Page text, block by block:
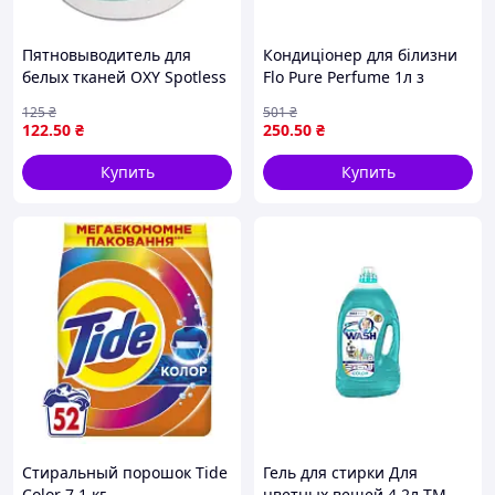
Объем4 л
Способ применения: При выборе
программы стирки руководствуйтесь
инструкцией, расположенной на этикетке
Вашей одежды. Если стираете в автоматической
Машинная стирка (Мягкая или средней
жесткости вода): 50 мл при легком загрязнении,
80 мл при обычном загрязнении, 110 мл при
Ручная стирка: 50 мл на 10 литров воды. Можно
использовать при любой температуре от 20°С до
60°С. Количество упаковок 1 шт Состав : 5-15%
анионные ПАВ, <5% неионогенные ПАВ, мыло,
фосфонаты, энзимы, ароматизаторы (Гексил
Цинтамаль, Цитронолол), консерванты
(Бэнзизотиазолинон, Метилизотиазолинон)
Упаковка Пластикова Страна регистрации
бренда
Германия
Австрия
Пятновыводитель для
белых тканей OXY Spotless
122.50 ₴
125₴
Купить
Кондиціонер для білизни
Flo Pure Perfume 1л з
стійкого аромату та
легкого прасування
250.50 ₴
501₴
Купить
Стиральный порошок Tide
Гель для стирки Для